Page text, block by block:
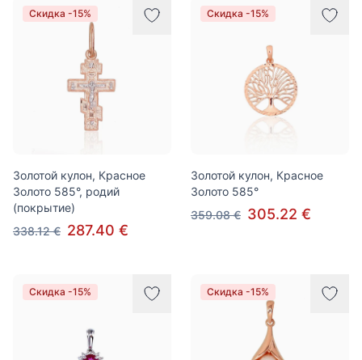
Скидка -15%
Золотой кулон, Красное
Золото 585°, родий
(покрытие)
338.12 € 287.40 €
Скидка -15%
Золотой кулон, Красное
Золото 585°
359.08 € 305.22 €
Скидка -15% Скидка -15%